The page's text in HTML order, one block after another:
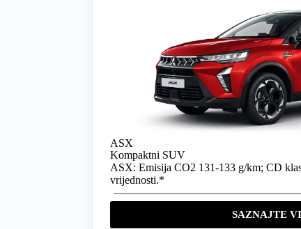
ASX
Kompaktni SUV
ASX: Emisija CO2 131-133 g/km; CD
vrijednosti.*
SAZNAJTE